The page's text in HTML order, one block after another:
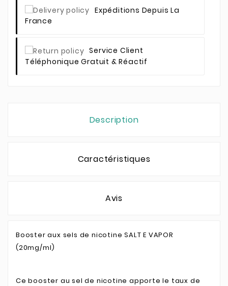
Expéditions Depuis La
France
Service Client
Téléphonique Gratuit & Réactif
Description
Caractéristiques
Avis
Booster aux sels de nicotine SALT E VAPOR
(20mg/ml)
Ce booster au sel de nicotine apporte le taux de